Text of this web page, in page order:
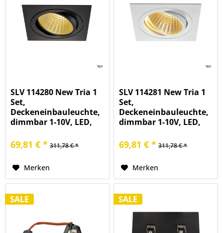
SLV 114280 New Tria 1
Set,
Deckeneinbauleuchte,
dimmbar 1-10V, LED,
69,81 € * 311,78 € *
Merken
SLV 114281 New Tria 1
Set,
Deckeneinbauleuchte,
dimmbar 1-10V, LED,
69,81 € * 311,78 € *
Merken
SALE SALE